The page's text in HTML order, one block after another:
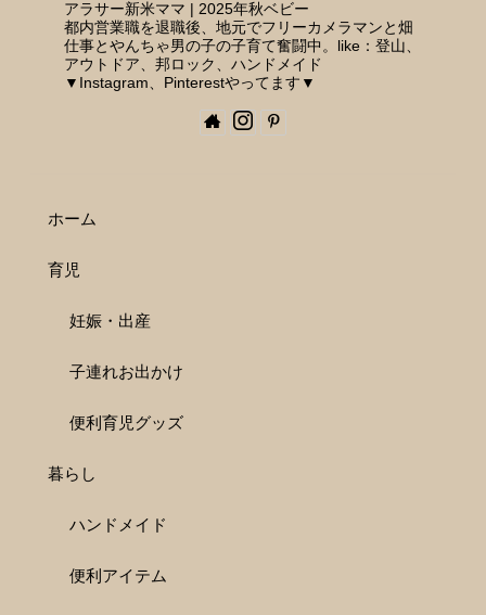
アラサー新米ママ | 2025年秋ベビー
都内営業職を退職後、地元でフリーカメラマンと畑
仕事とやんちゃ男の子の子育て奮闘中。like：登山、
アウトドア、邦ロック、ハンドメイド
▼Instagram、Pinterestやってます▼
ホーム
育児
妊娠・出産
子連れお出かけ
便利育児グッズ
暮らし
ハンドメイド
便利アイテム